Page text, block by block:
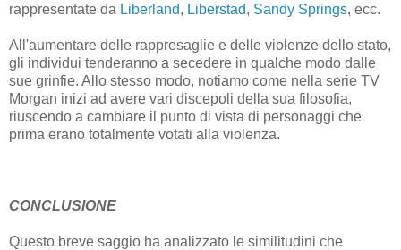
rappresentate da Liberland, Liberstad, Sandy Springs, ecc.
All'aumentare delle rappresaglie e delle violenze dello stato,
gli individui tenderanno a secedere in qualche modo dalle
sue grinfie. Allo stesso modo, notiamo come nella serie TV
Morgan inizi ad avere vari discepoli della sua filosofia,
riuscendo a cambiare il punto di vista di personaggi che
prima erano totalmente votati alla violenza.
CONCLUSIONE
Questo breve saggio ha analizzato le similitudini che